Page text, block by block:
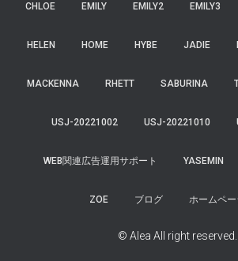
CHLOE EMILY EMILY2 EMILY3
HELEN HOME HYBE JADIE
MACKENNA RHETT SABURINA
USJ-20221002 USJ-20221010
WEB関連広告運用サポート YASEMIN
ZOE ブログ ホームペ
© Alea All right reserved.